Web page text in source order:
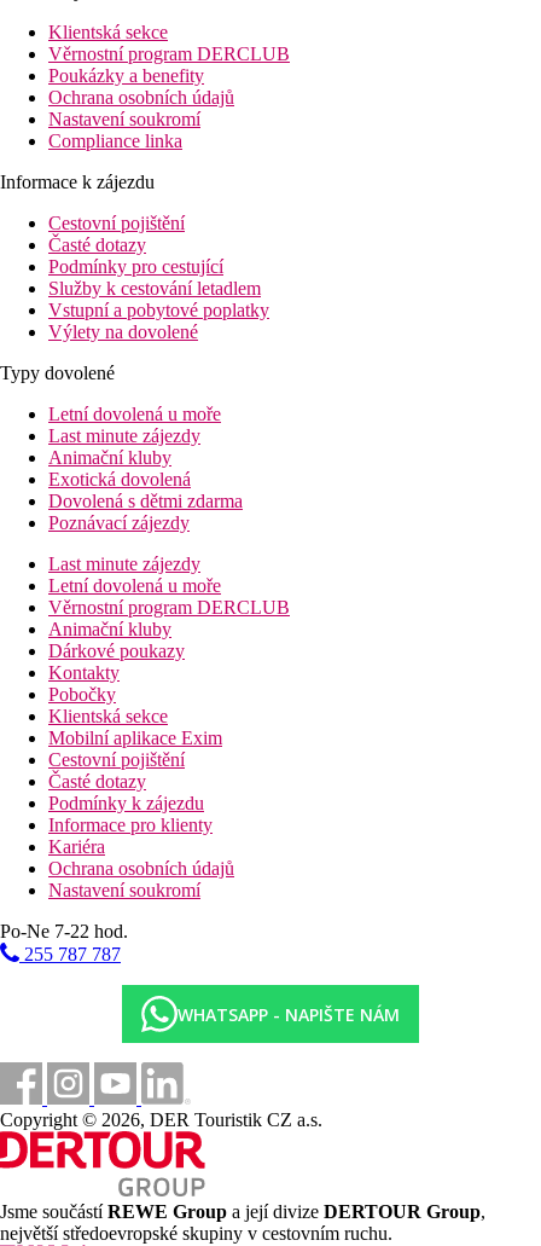
Klientská sekce
Věrnostní program DERCLUB
Poukázky a benefity
Ochrana osobních údajů
Nastavení soukromí
Compliance linka
Informace k zájezdu
Cestovní pojištění
Časté dotazy
Podmínky pro cestující
Služby k cestování letadlem
Vstupní a pobytové poplatky
Výlety na dovolené
Typy dovolené
Letní dovolená u moře
Last minute zájezdy
Animační kluby
Exotická dovolená
Dovolená s dětmi zdarma
Poznávací zájezdy
Last minute zájezdy
Letní dovolená u moře
Věrnostní program DERCLUB
Animační kluby
Dárkové poukazy
Kontakty
Pobočky
Klientská sekce
Mobilní aplikace Exim
Cestovní pojištění
Časté dotazy
Podmínky k zájezdu
Informace pro klienty
Kariéra
Ochrana osobních údajů
Nastavení soukromí
Po-Ne 7-22 hod.
255 787 787
WHATSAPP - NAPIŠTE NÁM
Copyright © 2026, DER Touristik CZ a.s.
Jsme součástíREWE Group a její divize DERTOUR Group,
největší středoevropské skupiny v cestovním ruchu.